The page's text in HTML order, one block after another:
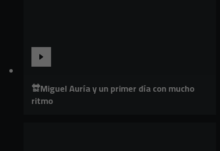
🔛Miguel Auría y un primer día con mucho
ritmo